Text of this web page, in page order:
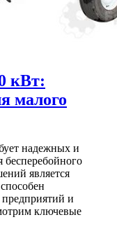
кВт:
малого
надежных и
является
и
ключевые